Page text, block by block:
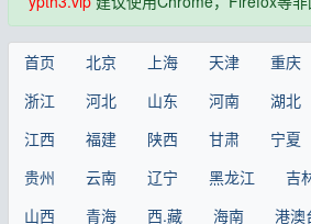
首页 北京 上海 天津 重庆
浙江
河北 山东 河南 湖北
江西
福建 陕西 甘肃 宁夏
贵州
云南 辽宁 黑龙江 吉
山西
青海 西.藏 海南 港澳